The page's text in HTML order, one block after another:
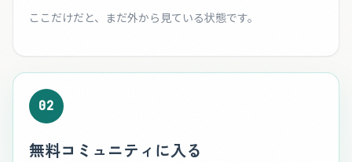
ここだけだと、まだ外から見ている状態です。
02
無料コミュニティに入る